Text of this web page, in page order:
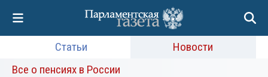
Статьи
Новости
Все о пенсиях в России